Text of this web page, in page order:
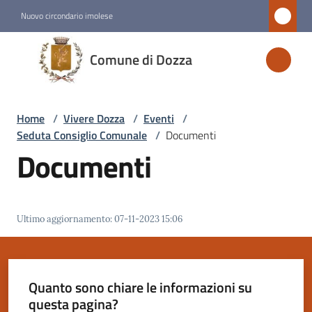
Nuovo circondario imolese
Comune di Dozza
Comune
di
Dozza
Servizi
Vivere
Dozza
Menu selezionato
Home / Vivere Dozza / Eventi /
Seduta Consiglio Comunale / Documenti
Documenti
Ultimo aggiornamento:07-11-2023 15:06
Quanto sono chiare le informazioni su
questa pagina?